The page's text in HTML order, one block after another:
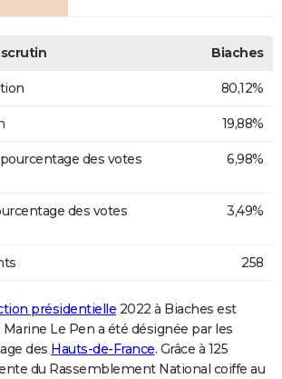
Biaches
80,12%
19,88%
des votes
6,98%
des votes
3,49%
258
présidentielle 2022 à Biaches est
Le Pen a été désignée par les
des Hauts-de-France. Grâce à 125
du Rassemblement National coiffe au